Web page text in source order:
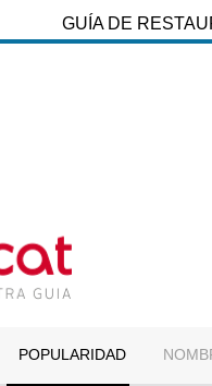
GUÍA DE
POPULARIDAD